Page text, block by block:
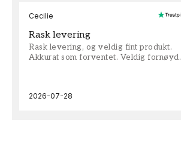
Cecilie
Rask levering
Rask levering, og veldig fint produkt.
Akkurat som forventet. Veldig fornøyd.
2026-07-28